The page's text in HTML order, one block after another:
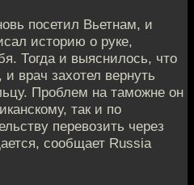
посетил Вьетнам, и
историю о руке,
Тогда и выяснилось, что
врач захотел вернуть
Проблем на таможне он
так и по
перевозить через
сообщает Russia